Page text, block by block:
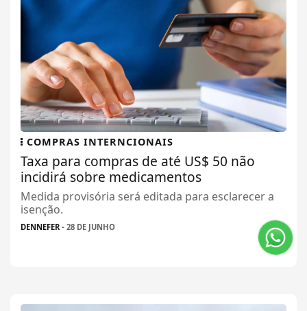
COMPRAS INTERNCIONAIS
Taxa para compras de até US$ 50 não
incidirá sobre medicamentos
Medida provisória será editada para esclarecer a
isenção.
DENNEFER- 28 DE JUNHO